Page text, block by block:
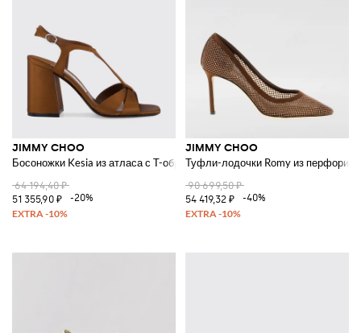
JIMMY CHOO
Босоножки Kesia из атласа с T-образным ремешком и высоким
64 194,40 ₽
51 355,90 ₽
-20%
JIMMY CHOO
Туфли-лодочки Romy из
90 699,50 ₽
54 419,32 ₽
-40%